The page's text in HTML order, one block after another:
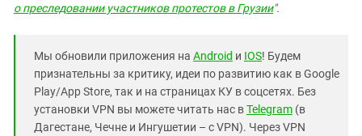
о преследовании участников протестов в Грузии".
Мы обновили приложения на Android и IOS! Будем
признательны за критику, идеи по развитию как в Google
Play/App Store, так и на страницах КУ в соцсетях. Без
установки VPN вы можете читать нас вTelegram (в
Дагестане, Чечне и Ингушетии – с VPN). Через VPN